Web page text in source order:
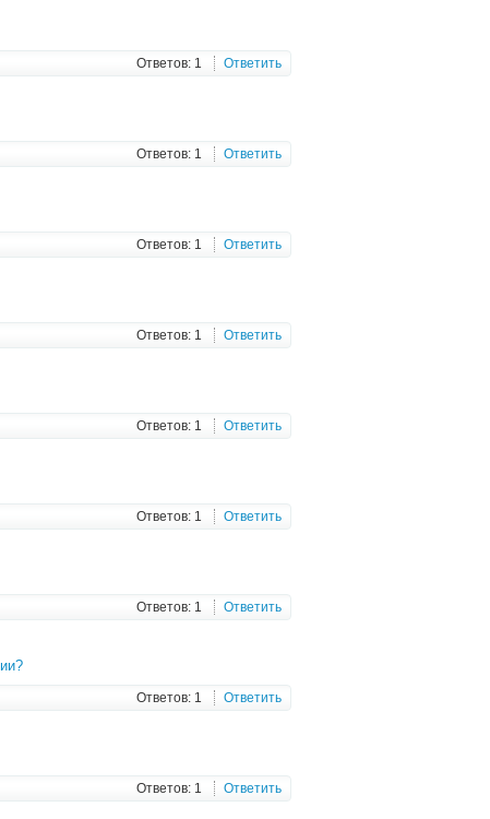
Ответов: 1 Ответить
Ответов: 1 Ответить
Ответов: 1 Ответить
Ответов: 1 Ответить
Ответов: 1 Ответить
Ответов: 1 Ответить
Ответов: 1 Ответить
Ответов: 1 Ответить
Ответов: 1 Ответить